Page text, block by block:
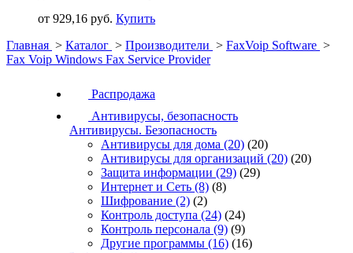
от 929,16 руб. Купить
Главная > Каталог > Производители > FaxVoip Software >
Fax Voip Windows Fax Service Provider
Распродажа
Антивирусы, безопасность
Антивирусы. Безопасность
Антивирусы для дома (20) (20)
Антивирусы для организаций (20) (20)
Защита информации (29) (29)
Интернет и Сеть (8) (8)
Шифрование (2) (2)
Контроль доступа (24) (24)
Контроль персонала (9) (9)
Другие программы (16) (16)